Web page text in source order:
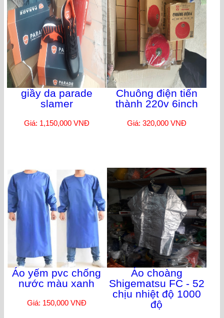
giầy da parade
slamer
Giá: 1,150,000 VNĐ
Chuông điện tiến
thành 220v 6inch
Giá: 320,000 VNĐ
Áo yếm pvc chống
nước màu xanh
Giá: 150,000 VNĐ
Áo choàng
Shigematsu FC - 52
chịu nhiệt độ 1000
độ